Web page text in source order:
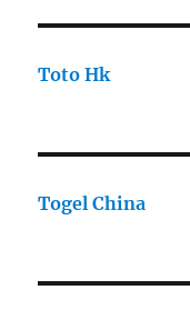
Toto Hk
Togel China